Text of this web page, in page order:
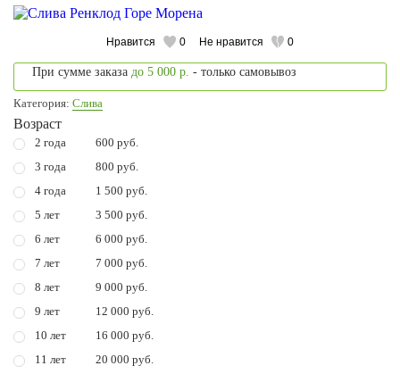
Нравится 0 Не нравится 0
При сумме заказа до 5 000 р. - только самовывоз
Категория: Слива
Возраст
2 года
600 руб.
3 года
800 руб.
4 года
1 500 руб.
5 лет
3 500 руб.
6 лет
6 000 руб.
7 лет
7 000 руб.
8 лет
9 000 руб.
9 лет
12 000 руб.
10 лет
16 000 руб.
11 лет
20 000 руб.